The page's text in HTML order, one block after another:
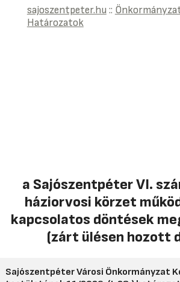
sajoszentpeter.hu::
Határozatok
a Sajószentpéter VI.
háziorvosi körzet
kapcsolatos döntések
(zárt ülésen hozott
Sajószentpéter Városi Önkormányzat